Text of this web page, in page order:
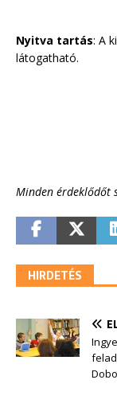
Nyitva tartás: A
látogatható.
Minden érdeklődőt
HIRDETÉS